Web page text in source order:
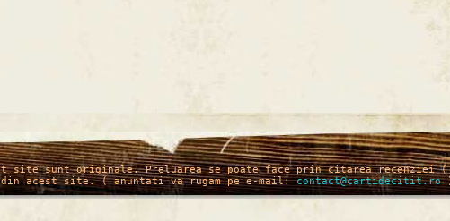
site sunt originale. Preluarea se poate face prin citarea recenziei
acest site. ( anuntati va rugam pe e-mail:contact@cartidecitit.ro